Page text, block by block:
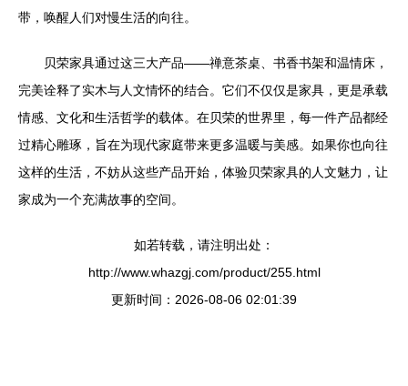
带，唤醒人们对慢生活的向往。
贝荣家具通过这三大产品——禅意茶桌、书香书架和温情床，
完美诠释了实木与人文情怀的结合。它们不仅仅是家具，更是承载
情感、文化和生活哲学的载体。在贝荣的世界里，每一件产品都经
过精心雕琢，旨在为现代家庭带来更多温暖与美感。如果你也向往
这样的生活，不妨从这些产品开始，体验贝荣家具的人文魅力，让
家成为一个充满故事的空间。
如若转载，请注明出处：
http://www.whazgj.com/product/255.html
更新时间：2026-08-06 02:01:39